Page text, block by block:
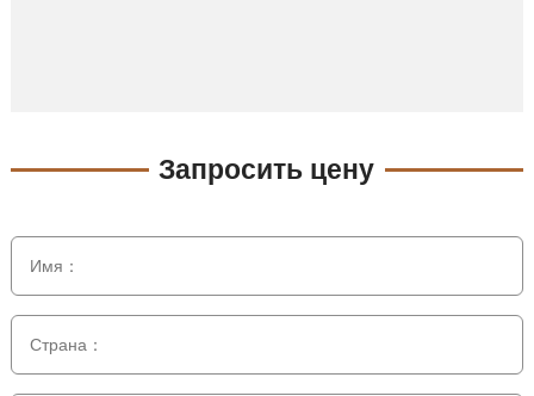
Запросить цену